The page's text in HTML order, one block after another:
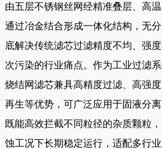
由五层不锈钢丝网经精准叠层、高
通过冶金结合形成一体化结构，无
底解决传统滤芯过滤精度不均、强
次污染的行业痛点。作为工业过滤
烧结网滤芯兼具高精度过滤、高强
再生等优势，可广泛应用于固液分
既能高效拦截不同粒径的杂质颗粒
蚀工况下长期稳定运行，适配多行